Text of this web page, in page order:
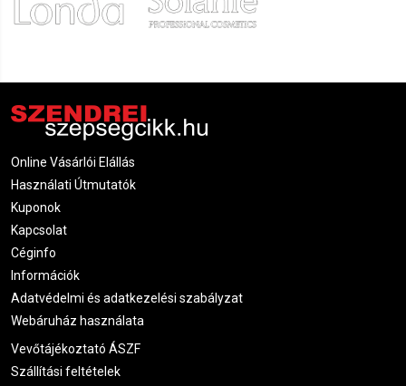
Online Vásárlói Elállás
Használati Útmutatók
Kuponok
Kapcsolat
Céginfo
Információk
Adatvédelmi és adatkezelési szabályzat
Webáruház használata
Vevőtájékoztató ÁSZF
Szállítási feltételek